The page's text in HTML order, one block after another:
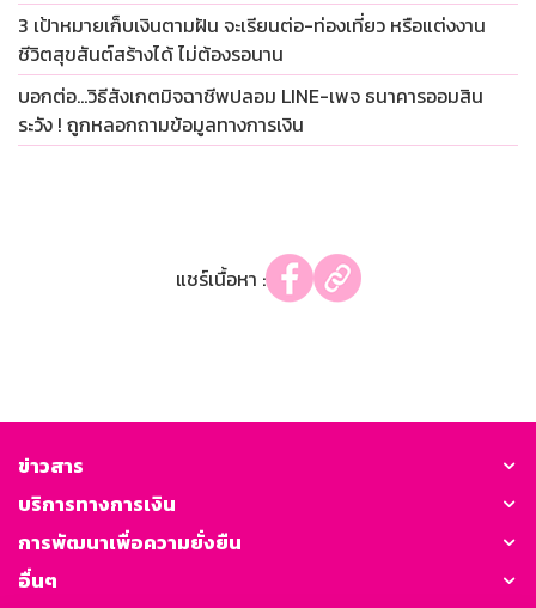
3 เป้าหมายเก็บเงินตามฝัน จะเรียนต่อ-ท่องเที่ยว หรือแต่งงาน
ชีวิตสุขสันต์สร้างได้ ไม่ต้องรอนาน
บอกต่อ…วิธีสังเกตมิจฉาชีพปลอม LINE-เพจ ธนาคารออมสิน
ระวัง ! ถูกหลอกถามข้อมูลทางการเงิน
แชร์เนื้อหา :
ข่าวสาร
บริการทางการเงิน
การพัฒนาเพื่อความยั่งยืน
อื่นๆ